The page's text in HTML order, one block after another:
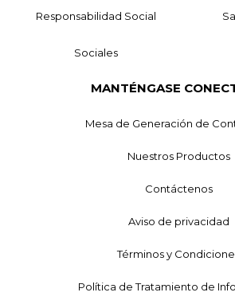
Responsabilidad Social
Sociales
MANTÉNGASE
Mesa de Generación de
Nuestros Productos
Contáctenos
Aviso de privacidad
Términos y
Política de Tratamiento de